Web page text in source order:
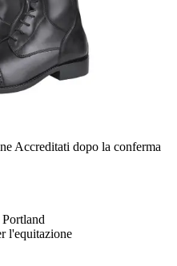
Accreditati dopo la conferma
l'equitazione